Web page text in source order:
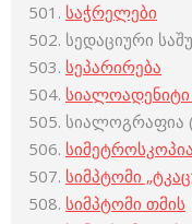
საჭრელები
სედაციური
სეპარირება
სიალოადენიტი
სიალოგრაფია
სიმეტროსკოპია
სიმპტომი
სიმპტომი თმის